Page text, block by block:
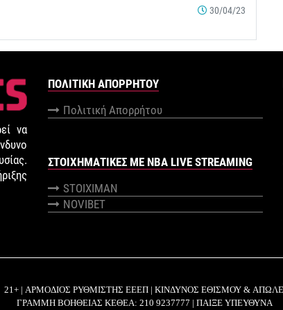
30/04/23
να
ΠΟΛΙΤΙΚΉ ΑΠΟΡΡΉΤΟΥ
Πολιτική Απορρήτου
ΣΤΟΙΧΗΜΑΤΙΚΕΣ ΜΕ NBA LIVE STREAMING
STOIXIMAN
NOVIBET